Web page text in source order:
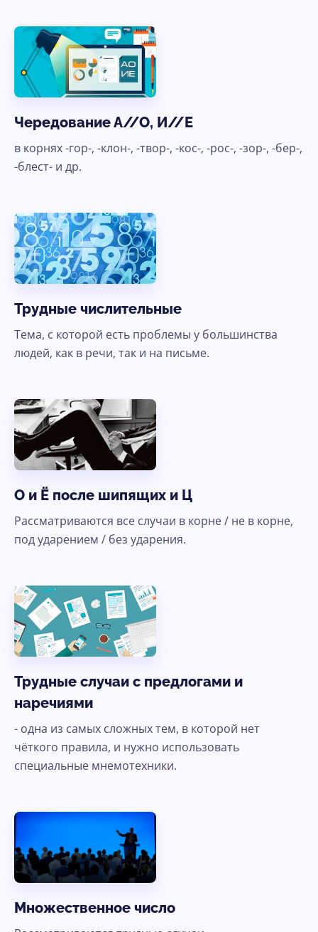
Чередование А//О, И//Е
в корнях -гор-, -клон-, -твор-, -кос-, -рос-, -зор-, -бер-,
-блест- и др.
Трудные числительные
Тема, с которой есть проблемы у большинства
людей, как в речи, так и на письме.
O и Ё после шипящих и Ц
Рассматриваются все случаи в корне / не в корне,
под ударением / без ударения.
Трудные случаи с предлогами и
наречиями
- одна из самых сложных тем, в которой нет
чёткого правила, и нужно использовать
специальные мнемотехники.
Множественное число